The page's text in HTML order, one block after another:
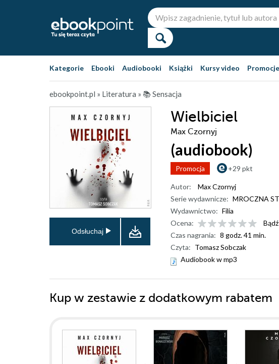
Kategorie Ebooki Audiobooki Książki Kursy video Promocje
ebookpoint.pl » Literatura » 📚 Sensacja
Wielbiciel
Max Czornyj
(audiobook)
Promocja +29 pkt
Odsłuchaj
Autor:
Max Czornyj
Serie wydawnicze: MROCZNA
Wydawnictwo: Filia
Ocena:
Czas nagrania: 8 godz. 41 min.
Czyta: Tomasz Sobczak
Audiobook w mp3
Kup w zestawie z dodatkowym rabatem